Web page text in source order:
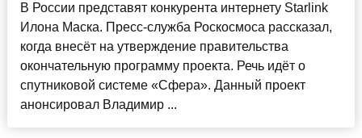
В России представят конкурента интернету Starlink
Илона Маска. Пресс-служба Роскосмоса рассказал,
когда внесёт на утверждение правительства
окончательную программу проекта. Речь идёт о
спутниковой системе «Сфера». Данный проект
анонсировал Владимир ...